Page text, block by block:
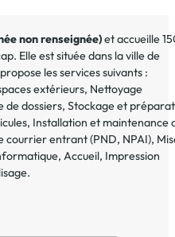
non renseignée)et accueille
Elle est située dans la ville de
les services suivants :
extérieurs, Nettoyage
de dossiers, Stockage et
, Installation et maintenance
courrier entrant (PND, NPAI),
, Accueil, Impression
.